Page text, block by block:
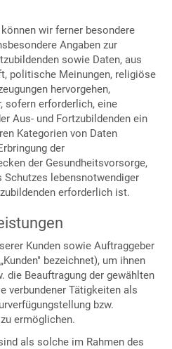
wir ferner besondere
Angaben zur
sowie Daten, aus
politische Meinungen, religiöse
hervorgehen,
sofern erforderlich, eine
Aus- und Fortzubildenden ein
Kategorien von Daten
der
der Gesundheitsvorsorge,
lebensnotwendiger
erforderlich ist.
Kunden sowie Auftraggeber
bezeichnet), um ihnen
die Beauftragung der gewählten
verbundener Tätigkeiten als
bzw.
ermöglichen.
als solche im Rahmen des